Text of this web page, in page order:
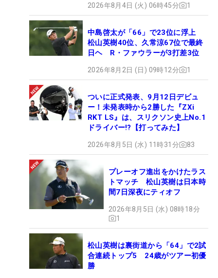
2026年8月4日 (火) 06時45分 1
中島啓太が「66」で23位に浮上
松山英樹40位、久常涼67位で最終
日ヘ R・ファウラーが3打差3位
2026年8月2日 (日) 09時12分 1
ついに正式発表、9月12日デビュ
ー！未発表時から2勝した『ZXi
RKT LS』は、スリクソン史上No.1
ドライバー!?【打ってみた】
2026年8月5日 (水) 11時31分 83
プレーオフ進出をかけたラス
トマッチ 松山英樹は日本時
間7日深夜にティオフ
2026年8月5日 (水) 08時18分
1
松山英樹は裏街道から「64」で2試
合連続トップ5 24歳がツアー初優
勝